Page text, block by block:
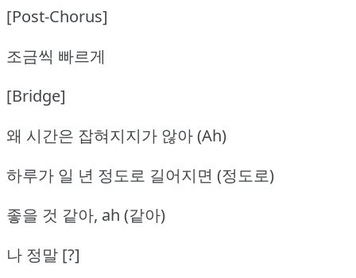
[Post-Chorus]
조금씩 빠르게
[Bridge]
왜 시간은 잡혀지지가 않아 (Ah)
하루가 일 년 정도로 길어지면 (정도로)
좋을 것 같아, ah (같아)
나 정말 [?]